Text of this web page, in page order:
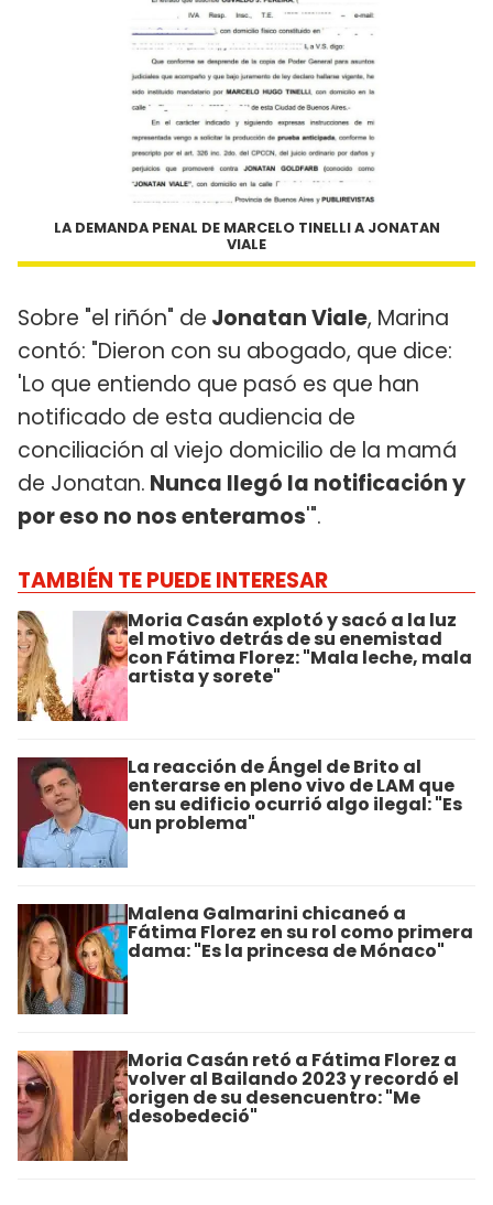
LA DEMANDA PENAL DE MARCELO TINELLI A JONATAN
VIALE
Sobre "el riñón" de Jonatan Viale, Marina
contó: "Dieron con su abogado, que dice:
'Lo que entiendo que pasó es que han
notificado de esta audiencia de
conciliación al viejo domicilio de la mamá
de Jonatan. Nunca llegó la notificación y
por eso no nos enteramos'".
TAMBIÉN TE PUEDE INTERESAR
Moria Casán explotó y sacó a la luz
el motivo detrás de su enemistad
con Fátima Florez: "Mala leche, mala
artista y sorete"
La reacción de Ángel de Brito al
enterarse en pleno vivo de LAM que
en su edificio ocurrió algo ilegal: "Es
un problema"
Malena Galmarini chicaneó a
Fátima Florez en su rol como primera
dama: "Es la princesa de Mónaco"
Moria Casán retó a Fátima Florez a
volver al Bailando 2023 y recordó el
origen de su desencuentro: "Me
desobedeció"